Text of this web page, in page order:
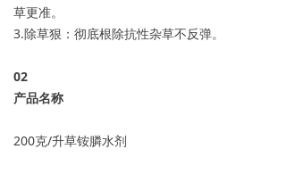
草更准。
3.除草狠：彻底根除抗性杂草不反弹。
02
产品名称
200克/升草铵膦水剂